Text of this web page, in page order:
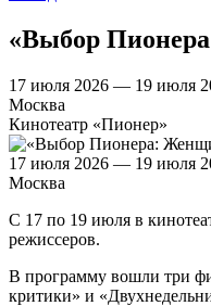
«Выбор
17 июля 2026 — 19 июля
Москва
Кинотеатр «Пионер»
17 июля 2026 — 19 июля
Москва
С 17 по 19 июля в
режиссеров.
В программу вошли три
критики» и